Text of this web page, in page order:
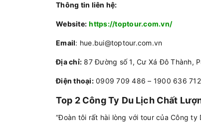
Thông tin liên hệ:
Website: https://toptour.com.vn/
Email: hue.bui@toptour.com.vn
Địa chỉ: 87 Đường số 1, Cư Xá Đô Thành,
Điện thoại:0909 709 486 – 1900 636 712
Top 2 Công Ty Du Lịch Chất
“Đoàn tôi rất hài lòng với tour của Công ty